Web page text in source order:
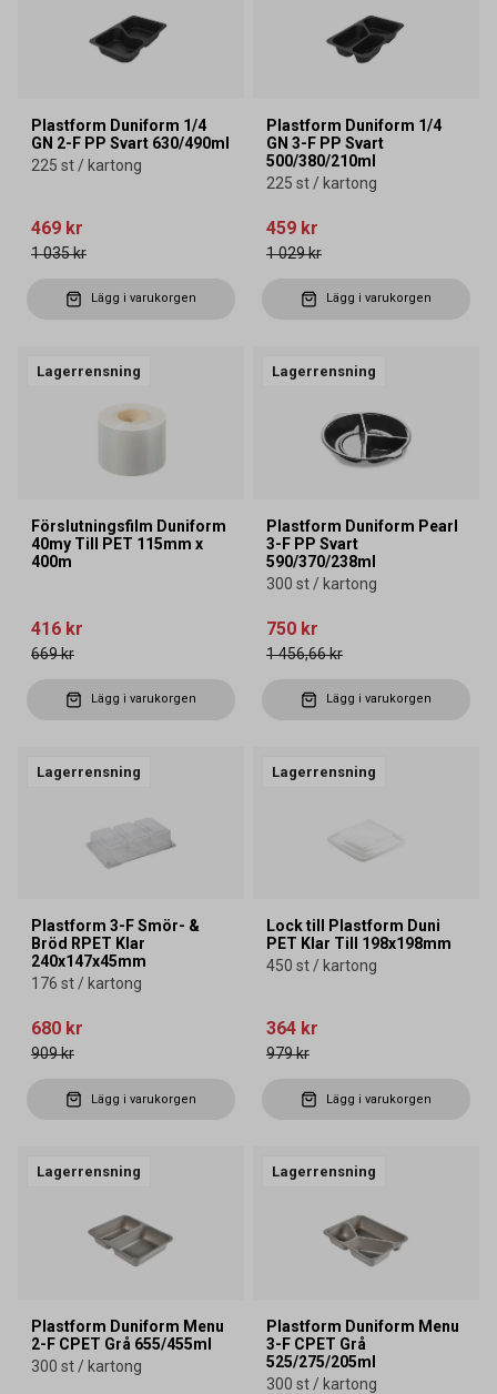
Plastform Duniform 1/4
GN 2-F PP Svart 630/490ml
225 st / kartong
469 kr
1 035 kr
Lägg i varukorgen
Plastform Duniform 1/4
GN 3-F PP Svart
500/380/210ml
225 st / kartong
459 kr
1 029 kr
Lägg i varukorgen
Lagerrensning
Förslutningsfilm Duniform
40my Till PET 115mm x
400m
416 kr
669 kr
Lägg i varukorgen
Lagerrensning
Plastform Duniform Pearl
3-F PP Svart
590/370/238ml
300 st / kartong
750 kr
1 456,66 kr
Lägg i varukorgen
Lagerrensning
Plastform 3-F Smör- &
Bröd RPET Klar
240x147x45mm
176 st / kartong
680 kr
909 kr
Lägg i varukorgen
Lagerrensning
Lock till Plastform Duni
PET Klar Till 198x198mm
450 st / kartong
364 kr
979 kr
Lägg i varukorgen
Lagerrensning
Plastform Duniform Menu
2-F CPET Grå 655/455ml
300 st / kartong
Lagerrensning
Plastform Duniform Menu
3-F CPET Grå
525/275/205ml
300 st / kartong